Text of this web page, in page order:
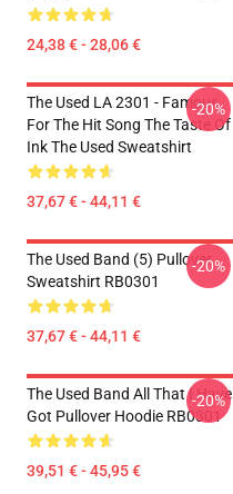
24,38 € - 28,06 €
The Used LA 2301 - Famous
For The Hit Song The Taste Of
Ink The Used Sweatshirt
37,67 € - 44,11 €
-20%
The Used Band (5) Pullover
Sweatshirt RB0301
37,67 € - 44,11 €
-20%
The Used Band All That I Have
Got Pullover Hoodie RB0301
39,51 € - 45,95 €
-20%